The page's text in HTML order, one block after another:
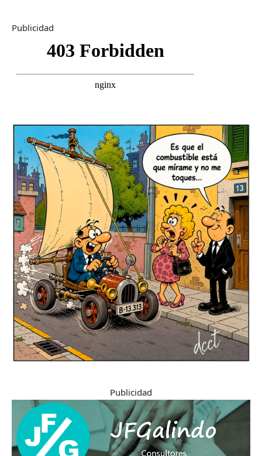
Publicidad
Publicidad